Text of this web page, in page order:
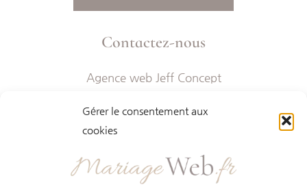
Gérer le consentement aux
cookies
Contactez-nous
Agence web Jeff Concept
Mariageweb.fr 2023